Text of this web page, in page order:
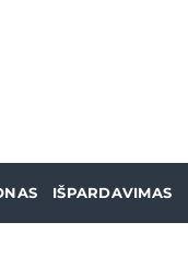
IŠPARDAVIMAS